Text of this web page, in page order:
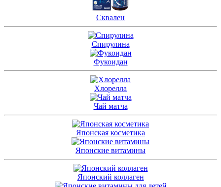
Сквален
Спирулина
Фукоидан
Хлорелла
Чай матча
Японская косметика
Японские витамины
Японский коллаген